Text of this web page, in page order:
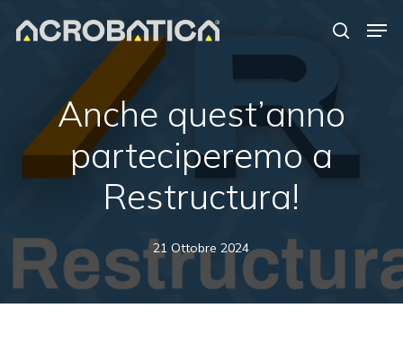
Anche quest’anno
parteciperemo a
Restructura!
21 Ottobre 2024